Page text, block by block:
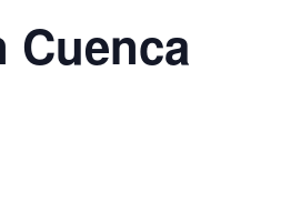
Cuenca